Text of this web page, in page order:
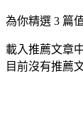
為你精選 3 篇
載入推薦文章
目前沒有推薦